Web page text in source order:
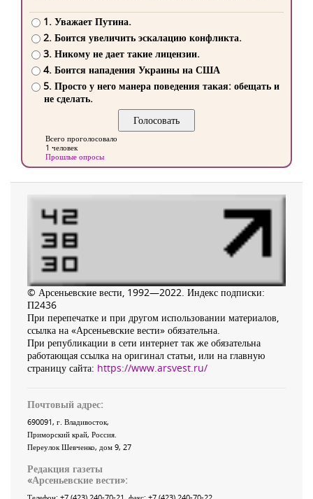
1. Уважает Путина.
2. Боится увеличить эскалацию конфликта.
3. Никому не дает такие лицензии.
4. Боится нападения Украины на США
5. Просто у него манера поведения такая: обещать и
не сделать.
Всего проголосовало
1 человек
Прошлые опросы
© Арсеньевские вести, 1992—2022. Индекс подписки:
П2436
При перепечатке и при другом использовании материалов,
ссылка на «Арсеньевские вести» обязательна.
При републикации в сети интернет так же обязательна
работающая ссылка на оригинал статьи, или на главную
страницу сайта: https://www.arsvest.ru/
Почтовый адрес:
690091, г. Владивосток,
Приморский край, Россия
Переулок Шевченко, дом 9, 27
Редакция газеты
«Арсеньевские вести»: